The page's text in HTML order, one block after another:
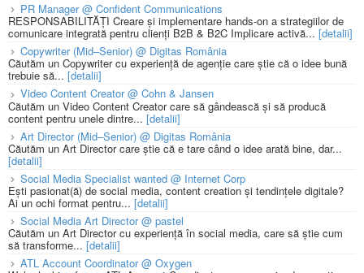
PR Manager @ Confident Communications
RESPONSABILITĂȚI Creare și implementare hands-on a strategiilor de
comunicare integrată pentru clienți B2B & B2C Implicare activă... [detalii]
Copywriter (Mid–Senior) @ Digitas România
Căutăm un Copywriter cu experiență de agenție care știe că o idee bună
trebuie să... [detalii]
Video Content Creator @ Cohn & Jansen
Căutăm un Video Content Creator care să gândească și să producă
content pentru unele dintre... [detalii]
Art Director (Mid–Senior) @ Digitas România
Căutăm un Art Director care știe că e tare când o idee arată bine, dar...
[detalii]
Social Media Specialist wanted @ Internet Corp
Ești pasionat(ă) de social media, content creation și tendințele digitale?
Ai un ochi format pentru... [detalii]
Social Media Art Director @ pastel
Căutăm un Art Director cu experiență în social media, care să știe cum
să transforme... [detalii]
ATL Account Coordinator @ Oxygen